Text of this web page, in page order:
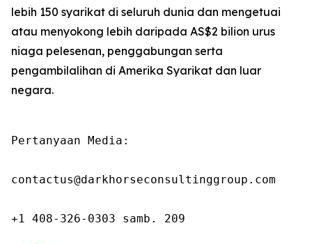
lebih 150 syarikat di seluruh dunia dan mengetuai
atau menyokong lebih daripada AS$2 bilion urus
niaga pelesenan, penggabungan serta
pengambilalihan di Amerika Syarikat dan luar
negara.
Pertanyaan Media:
contactus@darkhorseconsultinggroup.com
+1 408-326-0303 samb. 209